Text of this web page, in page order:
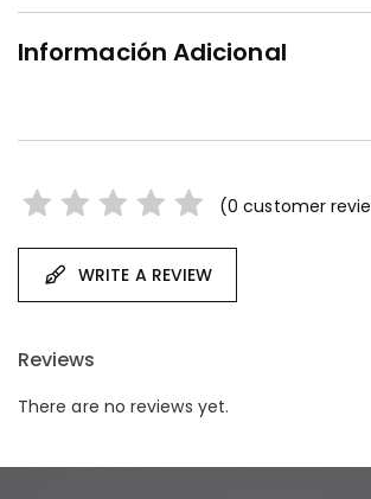
Información Adicional
(0 customer
WRITE A REVIEW
Reviews
There are no reviews yet.